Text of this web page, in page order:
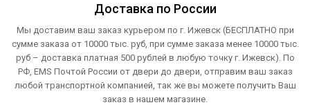
Доставка по России
Мы доставим ваш заказ курьером по г. Ижевск (БЕСПЛАТНО при
сумме заказа от 10000 тыс. руб, при сумме заказа менее 10000 тыс.
руб – доставка платная 500 рублей в любую точку г. Ижевск). По
РФ, EMS Почтой России от двери до двери, отправим ваш заказ
любой транспортной компанией, так же вы можете получить Ваш
заказ в нашем магазине.